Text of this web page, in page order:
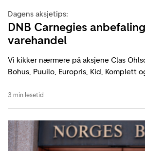
Dagens aksjetips:
DNB Carnegies
varehandel
Vi kikker nærmere på aksjene Clas
Bohus, Puuilo, Europris, Kid, Komplett
3 min lesetid